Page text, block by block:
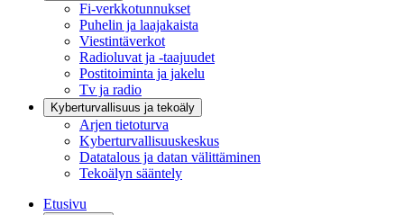
Fi-verkkotunnukset
Puhelin ja laajakaista
Viestintäverkot
Radioluvat ja -taajuudet
Postitoiminta ja jakelu
Tv ja radio
Kyberturvallisuus ja tekoäly
Arjen tietoturva
Kyberturvallisuuskeskus
Datatalous ja datan välittäminen
Tekoälyn sääntely
Etusivu